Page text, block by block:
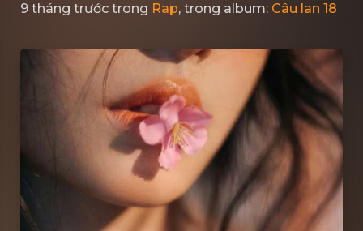
9 tháng trước trong Rap, trong album: Câu lan 18